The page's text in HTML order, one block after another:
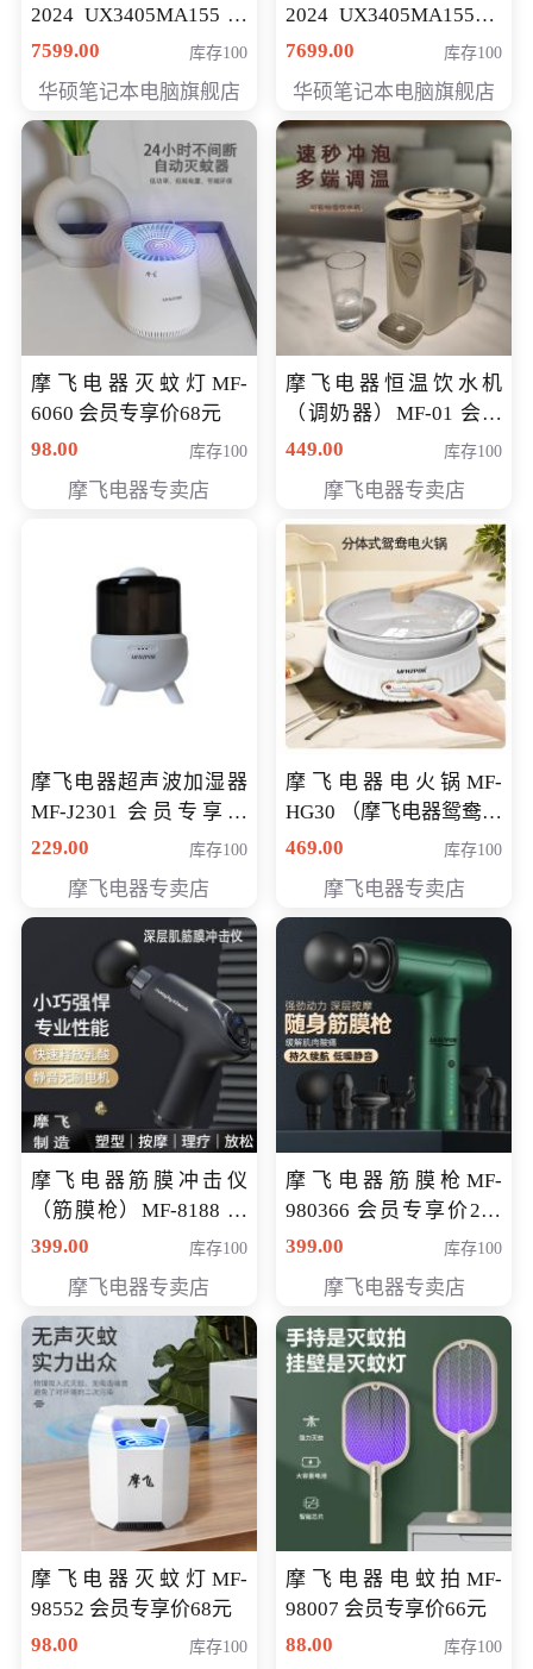
2024 UX3405MA155冰
川银 oled 智慧轻薄本 会
7599.00 库存100
华硕笔记本电脑旗舰店
2024 UX3405MA155夜
空蓝 oled 智慧轻薄本 会
7699.00 库存100
华硕笔记本电脑旗舰店
摩飞电器灭蚊灯MF-
6060 会员专享价68元
98.00
库存100
摩飞电器专卖店
摩飞电器恒温饮水机
（调奶器）MF-01 会员
专享价366元
449.00 库存100
摩飞电器专卖店
摩飞电器超声波加湿器
MF-J2301 会员专享价
168元
229.00 库存100
摩飞电器专卖店
摩飞电器电火锅MF-
HG30 （摩飞电器鸳鸯锅
MF-HG30 ） 会员专享价
469.00 库存100
摩飞电器专卖店
摩飞电器筋膜冲击仪
（筋膜枪）MF-8188 会
员专享价268元
399.00 库存100
摩飞电器专卖店
摩飞电器筋膜枪MF-
980366 会员专享价299
元
399.00 库存100
摩飞电器专卖店
摩飞电器灭蚊灯MF-
98552 会员专享价68元
98.00
库存100
摩飞电器电蚊拍MF-
98007 会员专享价66元
88.00
库存100